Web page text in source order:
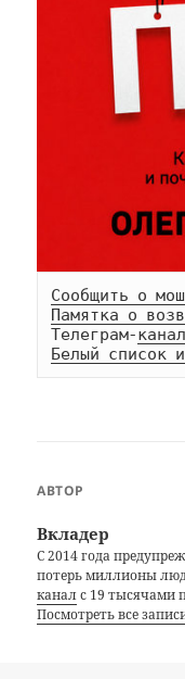
Сообщить о
Памятка о
Телеграм-канал
Белый список
АВТОР
Вкладер
С 2014 года
потерь миллионы
каналс 19 тысячами
Посмотреть все